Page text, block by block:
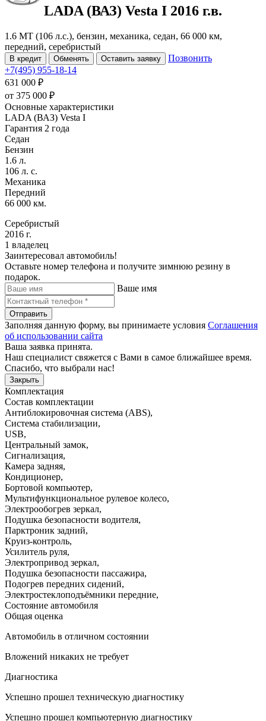
LADA (ВАЗ) Vesta I 2016 г.в.
1.6 MT (106 л.с.), бензин, механика, седан, 66 000 км,
передний, серебристый
В кредит Обменять Оставить заявку
Позвонить
+7(495) 955-18-14
631 000 ₽
от 375 000 ₽
Основные характеристики
LADA (ВАЗ) Vesta I
Гарантия 2 года
Седан
Бензин
1.6 л.
106 л. с.
Механика
Передний
66 000 км.
Серебристый
2016 г.
1 владелец
Заинтересовал автомобиль!
Оставьте номер телефона и получите зимнюю резину в
подарок.
Ваше имя
Отправить
Заполняя данную форму, вы принимаете условия Соглашения
об использовании сайта
Ваша заявка принята.
Наш специалист свяжется с Вами в самое ближайшее время.
Спасибо, что выбрали нас!
Закрыть
Комплектация
Состав комплектации
Антиблокировочная система (ABS),
Система стабилизации,
USB,
Центральный замок,
Сигнализация,
Камера задняя,
Кондиционер,
Бортовой компьютер,
Мультифункциональное рулевое колесо,
Электрообогрев зеркал,
Подушка безопасности водителя,
Парктроник задний,
Круиз-контроль,
Усилитель руля,
Электропривод зеркал,
Подушка безопасности пассажира,
Подогрев передних сидений,
Электростеклоподъёмники передние,
Состояние автомобиля
Общая оценка
Автомобиль в отличном состоянии
Вложений никаких не требует
Диагностика
Успешно прошел техническую диагностику
Успешно прошел компьютерную диагностику